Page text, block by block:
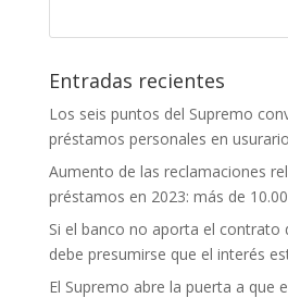
Entradas recientes
Los seis puntos del Supremo
préstamos personales en
Aumento de las reclamaciones
préstamos en 2023: más de
Si el banco no aporta el contrato
debe presumirse que el interés
El Supremo abre la puerta a que